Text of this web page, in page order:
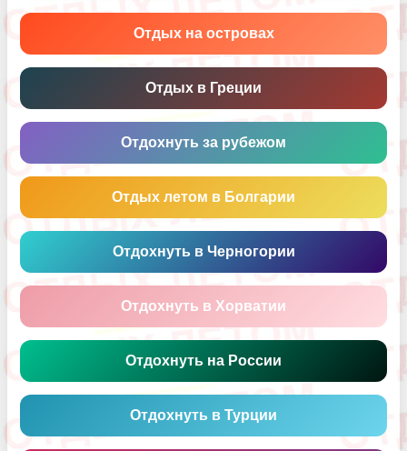
Отдых на островах
Отдых в Греции
Отдохнуть за рубежом
Отдых летом в Болгарии
Отдохнуть в Черногории
Отдохнуть в Хорватии
Отдохнуть на России
Отдохнуть в Турции